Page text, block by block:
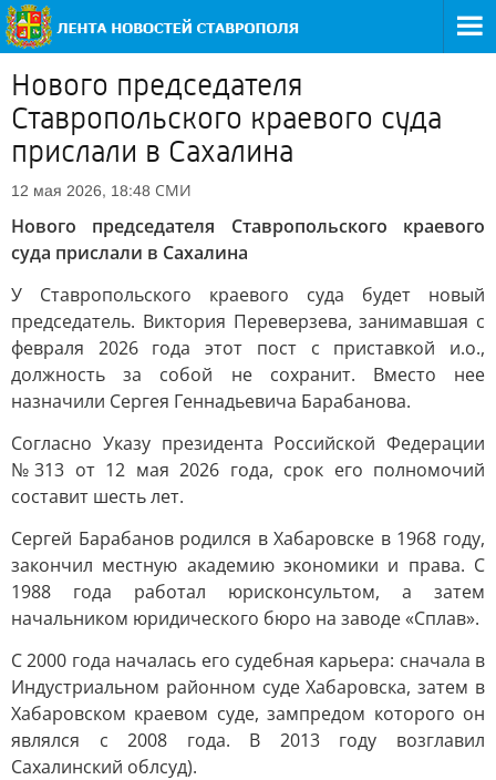
Нового председателя
Ставропольского краевого суда
прислали в Сахалина
12 мая 2026, 18:48 СМИ
Нового председателя Ставропольского краевого
суда прислали в Сахалина
У Ставропольского краевого суда будет новый
председатель. Виктория Переверзева, занимавшая с
февраля 2026 года этот пост с приставкой и.о.,
должность за собой не сохранит. Вместо нее
назначили Сергея Геннадьевича Барабанова.
Согласно Указу президента Российской Федерации
№313 от 12 мая 2026 года, срок его полномочий
составит шесть лет.
Сергей Барабанов родился в Хабаровске в 1968 году,
закончил местную академию экономики и права. С
1988 года работал юрисконсультом, а затем
начальником юридического бюро на заводе «Сплав».
С 2000 года началась его судебная карьера: сначала в
Индустриальном районном суде Хабаровска, затем в
Хабаровском краевом суде, зампредом которого он
являлся с 2008 года. В 2013 году возглавил
Сахалинский облсуд).